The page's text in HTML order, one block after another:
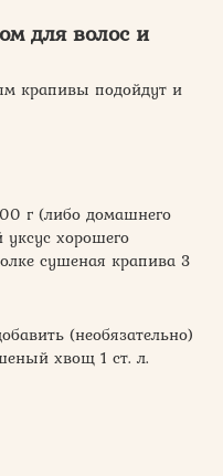
для волос и
крапивы подойдут и
г (либо домашнего
хорошего
сушеная крапива 3
(необязательно)
хвощ 1 ст. л.